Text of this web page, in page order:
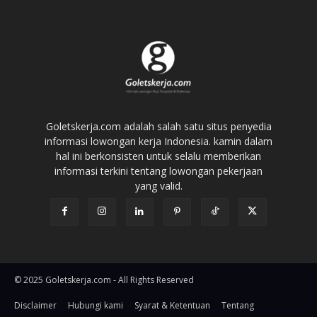
Goletskerja.com adalah salah satu situs penyedia
informasi lowongan kerja Indonesia. kamin dalam
hal ini berkonsisten untuk selalu memberikan
informasi terkini tentang lowongan pekerjaan
yang valid.
© 2025 Goletskerja.com - All Rights Reserved
Disclaimer Hubungi kami Syarat & Ketentuan Tentang